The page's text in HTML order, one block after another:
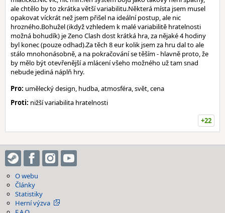
ale chtělo by to zkrátka větší variabilitu.Některá místa jsem musel
opakovat víckrát než jsem přišel na ideální postup, ale nic
hrozného.Bohužel (ikdyž vzhledem k malé variabilitě hratelnosti
možná bohudík) je Zeno Clash dost krátká hra, za nějaké 4 hodiny
byl konec (pouze odhad).Za těch 8 eur kolik jsem za hru dal to ale
stálo mnohonásobně, a na pokračování se těším - hlavně proto, že
by mělo být otevřenější a mlácení všeho možného už tam snad
nebude jediná náplň hry.
Pro: umělecký design, hudba, atmosféra, svět, cena
Proti: nižší variabilita hratelnosti
+22
O webu
Články
Statistiky
Herní výzva